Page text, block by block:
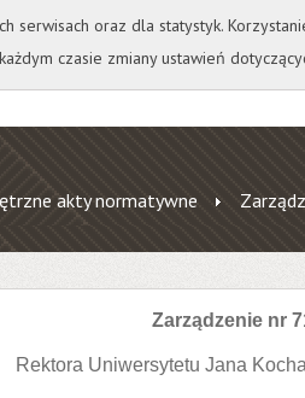
Uczelnia A A A A
akty normatywne
Zarządzenie nr
Rektora Uniwersytetu Jana
oraz dla statystyk.
czasie zmiany ustawień